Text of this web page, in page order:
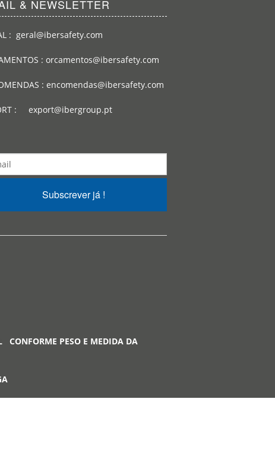
& NEWSLETTER
: geral@ibersafety.com
: orcamentos@ibersafety.com
: encomendas@ibersafety.com
: export@ibergroup.pt
Subscrever já !
CONFORME PESO E MEDIDA DA